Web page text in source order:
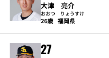
大津 亮介
おおつ りょうすけ
26歳 福岡県
27